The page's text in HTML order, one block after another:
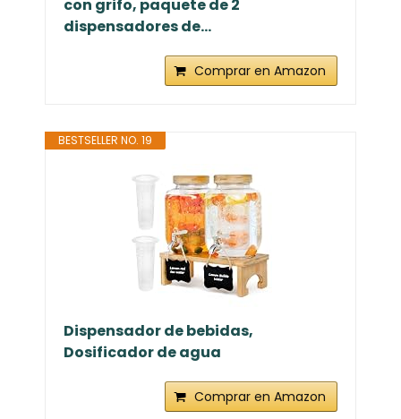
con grifo, paquete de 2
dispensadores de...
Comprar en Amazon
BESTSELLER NO. 19
Dispensador de bebidas,
Dosificador de agua
Comprar en Amazon